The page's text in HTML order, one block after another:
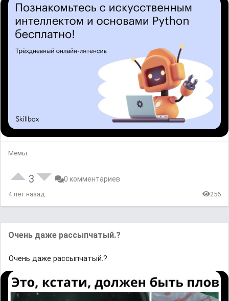
Мемы
3 0 комментариев
4 лет назад 256
Очень даже рассыпчатый.?
Очень даже рассыпчатый.?